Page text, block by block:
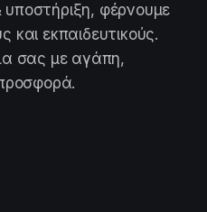
φέρνουμε
και εκπαιδευτικούς.
σας με αγάπη,
προσφορά.